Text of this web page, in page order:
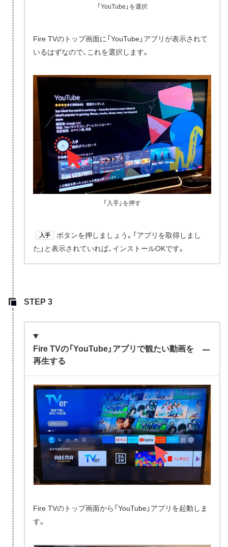
「YouTube」を選択
Fire TVのトップ画面に「YouTube」アプリが表示されて
いるはずなので、これを選択します。
「入手」を押す
入手
ボタンを押しましょう。「アプリを取得しまし
た」と表示されていれば、インストールOKです。
Fire TVの「YouTube」アプリで観たい動画を
再生する
Fire TVのトップ画面から「YouTube」アプリを起動しま
す。